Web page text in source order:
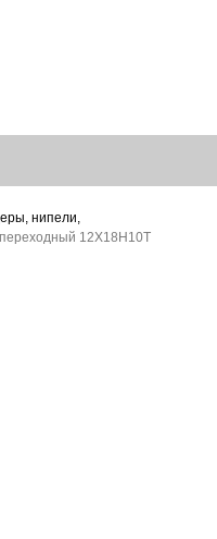
нипели,
12Х18Н10Т